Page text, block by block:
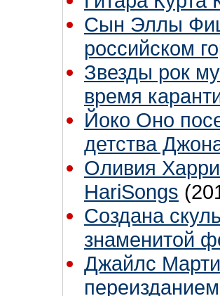
Сын Эллы
российском
Звезды рок
время
Йоко Оно
детства
Оливия
HariSongs
Создана
знаменитой
Джайлс